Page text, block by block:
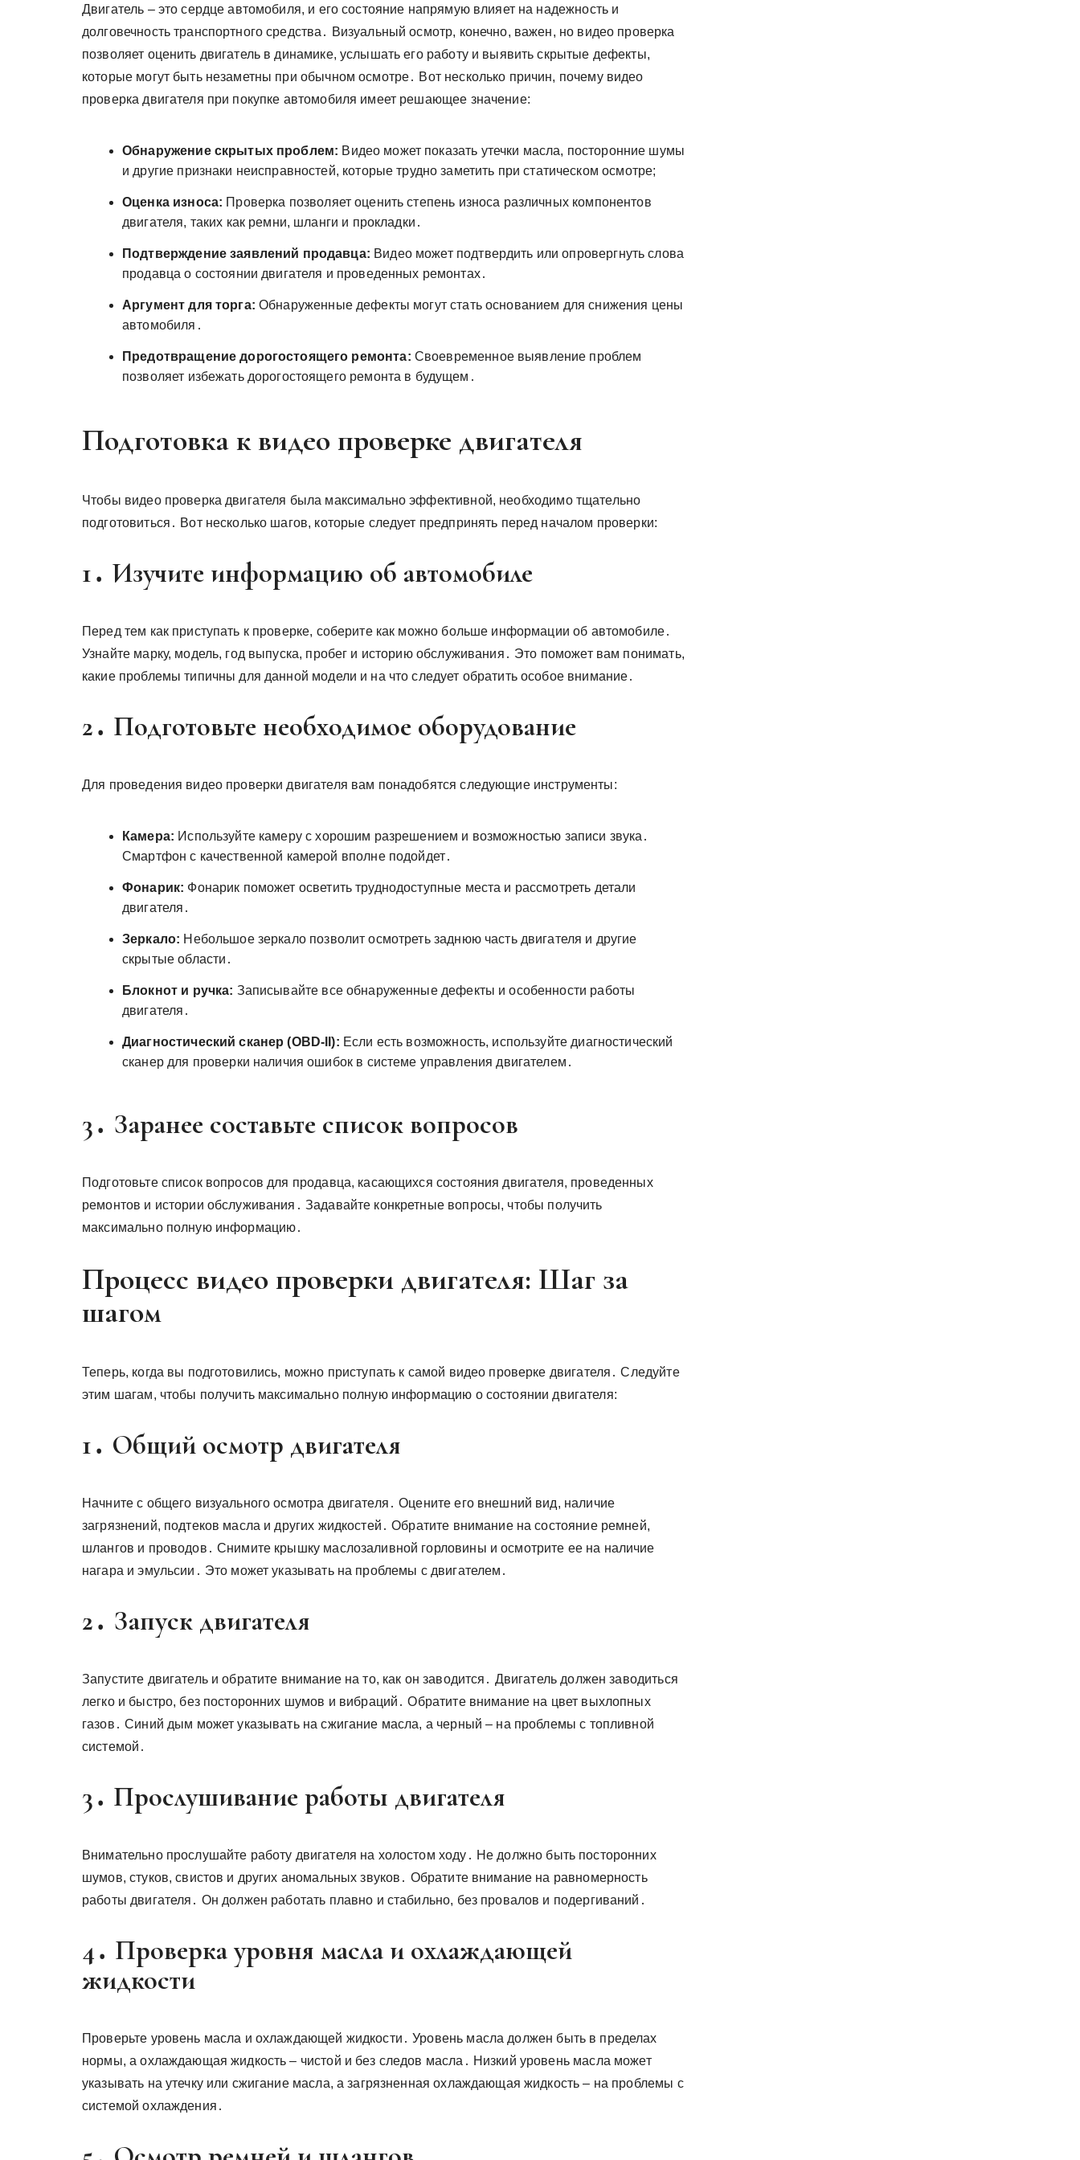
Двигатель – это сердце автомобиля, и его состояние напрямую влияет на надежность и
долговечность транспортного средства․ Визуальный осмотр, конечно, важен, но видео проверка
позволяет оценить двигатель в динамике, услышать его работу и выявить скрытые дефекты,
которые могут быть незаметны при обычном осмотре․ Вот несколько причин, почему видео
проверка двигателя при покупке автомобиля имеет решающее значение:
Обнаружение скрытых проблем: Видео может показать утечки масла, посторонние шумы
и другие признаки неисправностей, которые трудно заметить при статическом осмотре;
Оценка износа: Проверка позволяет оценить степень износа различных компонентов
двигателя, таких как ремни, шланги и прокладки․
Подтверждение заявлений продавца: Видео может подтвердить или опровергнуть слова
продавца о состоянии двигателя и проведенных ремонтах․
Аргумент для торга: Обнаруженные дефекты могут стать основанием для снижения цены
автомобиля․
Предотвращение дорогостоящего ремонта: Своевременное выявление проблем
позволяет избежать дорогостоящего ремонта в будущем․
Подготовка к видео проверке двигателя
Чтобы видео проверка двигателя была максимально эффективной, необходимо тщательно
подготовиться․ Вот несколько шагов, которые следует предпринять перед началом проверки:
1․ Изучите информацию об автомобиле
Перед тем как приступать к проверке, соберите как можно больше информации об автомобиле․
Узнайте марку, модель, год выпуска, пробег и историю обслуживания․ Это поможет вам понимать,
какие проблемы типичны для данной модели и на что следует обратить особое внимание․
2․ Подготовьте необходимое оборудование
Для проведения видео проверки двигателя вам понадобятся следующие инструменты:
Камера: Используйте камеру с хорошим разрешением и возможностью записи звука․
Смартфон с качественной камерой вполне подойдет․
Фонарик: Фонарик поможет осветить труднодоступные места и рассмотреть детали
двигателя․
Зеркало: Небольшое зеркало позволит осмотреть заднюю часть двигателя и другие
скрытые области․
Блокнот и ручка: Записывайте все обнаруженные дефекты и особенности работы
двигателя․
Диагностический сканер (OBD-II): Если есть возможность, используйте диагностический
сканер для проверки наличия ошибок в системе управления двигателем․
3․ Заранее составьте список вопросов
Подготовьте список вопросов для продавца, касающихся состояния двигателя, проведенных
ремонтов и истории обслуживания․ Задавайте конкретные вопросы, чтобы получить
максимально полную информацию․
Процесс видео проверки двигателя: Шаг за
шагом
Теперь, когда вы подготовились, можно приступать к самой видео проверке двигателя․ Следуйте
этим шагам, чтобы получить максимально полную информацию о состоянии двигателя:
1․ Общий осмотр двигателя
Начните с общего визуального осмотра двигателя․ Оцените его внешний вид, наличие
загрязнений, подтеков масла и других жидкостей․ Обратите внимание на состояние ремней,
шлангов и проводов․ Снимите крышку маслозаливной горловины и осмотрите ее на наличие
нагара и эмульсии․ Это может указывать на проблемы с двигателем․
2․ Запуск двигателя
Запустите двигатель и обратите внимание на то, как он заводится․ Двигатель должен заводиться
легко и быстро, без посторонних шумов и вибраций․ Обратите внимание на цвет выхлопных
газов․ Синий дым может указывать на сжигание масла, а черный – на проблемы с топливной
системой․
3․ Прослушивание работы двигателя
Внимательно прослушайте работу двигателя на холостом ходу․ Не должно быть посторонних
шумов, стуков, свистов и других аномальных звуков․ Обратите внимание на равномерность
работы двигателя․ Он должен работать плавно и стабильно, без провалов и подергиваний․
4․ Проверка уровня масла и охлаждающей
жидкости
Проверьте уровень масла и охлаждающей жидкости․ Уровень масла должен быть в пределах
нормы, а охлаждающая жидкость – чистой и без следов масла․ Низкий уровень масла может
указывать на утечку или сжигание масла, а загрязненная охлаждающая жидкость – на проблемы с
системой охлаждения․